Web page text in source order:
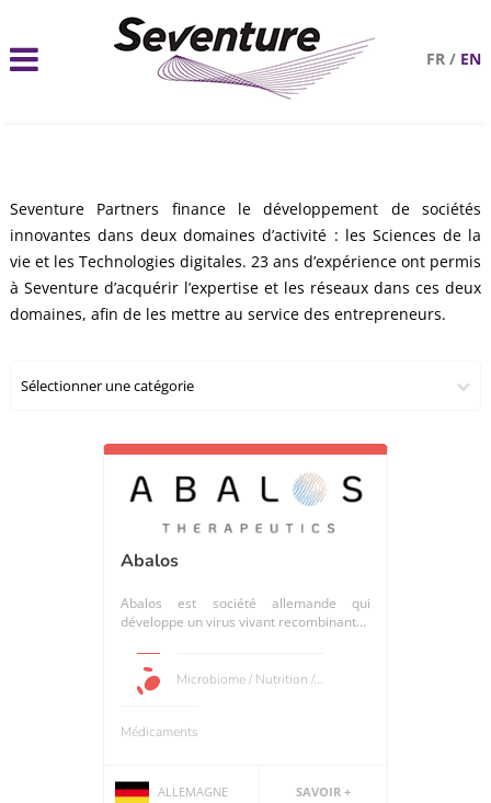
FR / EN
Seventure Partners finance le développement de sociétés
innovantes dans deux domaines d’activité : les Sciences de la
vie et les Technologies digitales. 23 ans d’expérience ont permis
à Seventure d’acquérir l’expertise et les réseaux dans ces deux
domaines, afin de les mettre au service des entrepreneurs.
Sélectionner une catégorie
Abalos
Abalos est société allemande qui
développe un virus vivant recombinant...
Microbiome / Nutrition /...
Médicaments
ALLEMAGNE SAVOIR +